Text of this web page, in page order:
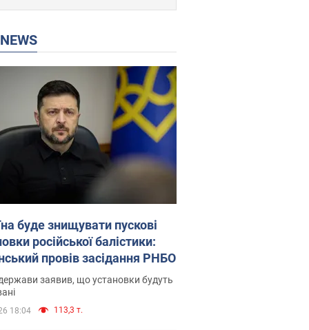
NEWS
буде знищувати пускові
російської балістики:
провів засідання РНБО
заявив, що установки будуть
18:04 113,3 т.